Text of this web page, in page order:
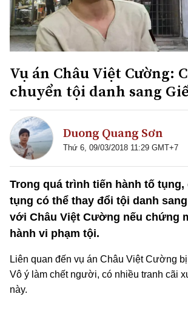
Vụ án Châu Việt Cường:
chuyển tội danh sang
Duong Quang Sơn
Thứ 6, 09/03/2018 11:29 GMT+7
Trong quá trình tiến hành tố
tụng có thể thay đổi tội danh
với Châu Việt Cường nếu chứng
hành vi phạm tội.
Liên quan đến vụ án Châu Việt Cường
Vô ý làm chết người, có nhiều tranh cãi
này.